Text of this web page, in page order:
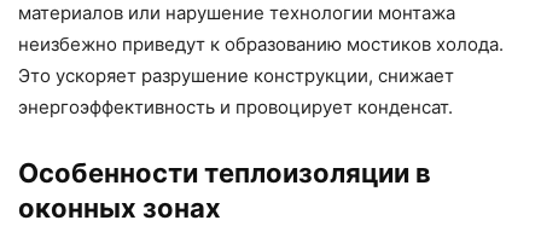
материалов или нарушение технологии монтажа
неизбежно приведут к образованию мостиков холода.
Это ускоряет разрушение конструкции, снижает
энергоэффективность и провоцирует конденсат.
Особенности теплоизоляции в
оконных зонах